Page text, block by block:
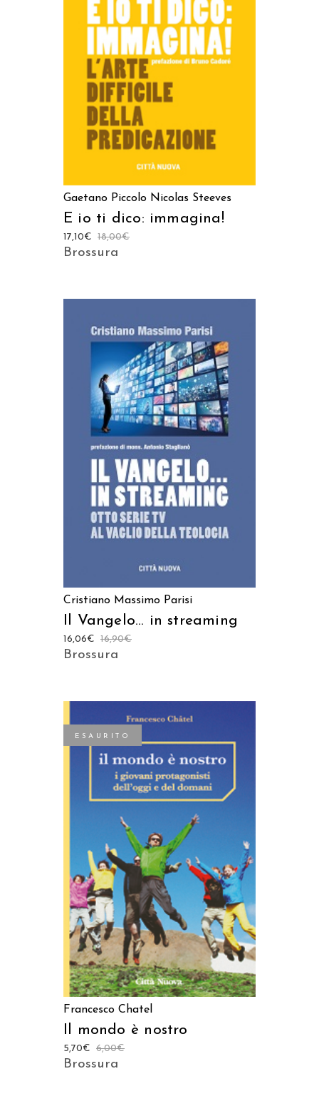
AGGIUNGI AL CARRELLO
Gaetano Piccolo Nicolas Steeves
E io ti dico: immagina!
18,00€
17,10€
Brossura
AGGIUNGI AL CARRELLO
Cristiano Massimo Parisi
Il Vangelo… in streaming
16,90€
16,06€
Brossura
ESAURITO
LEGGI TUTTO
Francesco Chatel
Il mondo è nostro
6,00€
5,70€
Brossura